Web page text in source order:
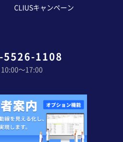
5526-1108
10:00〜17:00
CLIUSキャンペーン